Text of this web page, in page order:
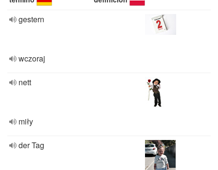
gestern
wczoraj
nett
miły
der Tag